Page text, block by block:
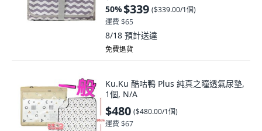
50%$339 ($339.00/1個)
運費 $65
8/18 預計送達
免費退貨
Ku.Ku 酷咕鴨 Plus 純真之瞳透氣尿墊,
1個, N/A
$480 ($480.00/1個)
運費 $67